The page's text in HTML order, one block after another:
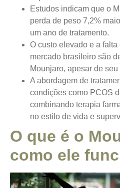
Estudos indicam que o
perda de peso 7,2%
um ano de tratamento.
O custo elevado e a
mercado brasileiro são
Mounjaro, apesar de
A abordagem de
condições como PCOS
combinando terapia
no estilo de vida e
O que é o
como ele